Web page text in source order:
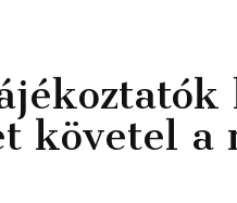
követel